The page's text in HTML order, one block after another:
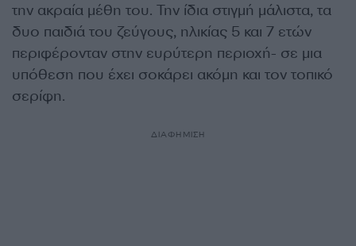
την ακραία μέθη του. Την ίδια στιγμή μάλιστα, τα
δυο παιδιά του ζεύγους, ηλικίας 5 και 7 ετών
περιφέρονταν στην ευρύτερη περιοχή- σε μια
υπόθεση που έχει σοκάρει ακόμη και τον τοπικό
σερίφη.
ΔΙΑΦΗΜΙΣΗ